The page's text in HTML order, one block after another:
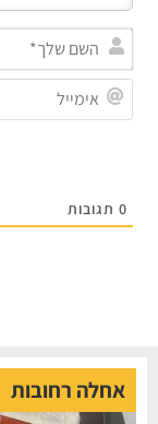
0תגובות
אחלה רחובות